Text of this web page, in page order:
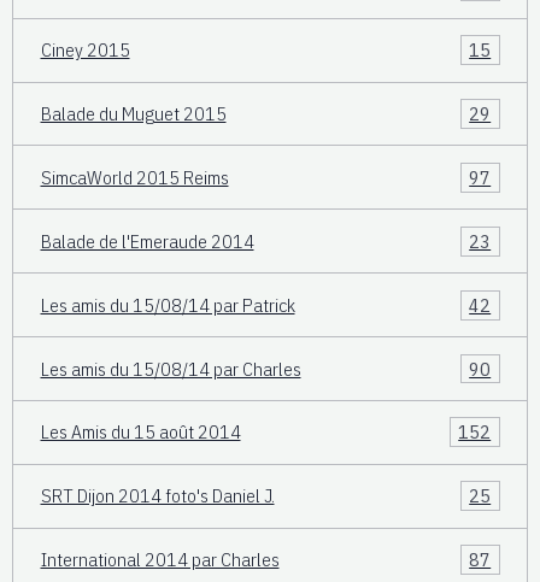
Ciney 2015 15
Balade du Muguet 2015 29
SimcaWorld 2015 Reims 97
Balade de l'Emeraude 2014 23
Les amis du 15/08/14 par Patrick 42
Les amis du 15/08/14 par Charles 90
Les Amis du 15 août 2014 152
SRT Dijon 2014 foto's Daniel J. 25
International 2014 par Charles 87